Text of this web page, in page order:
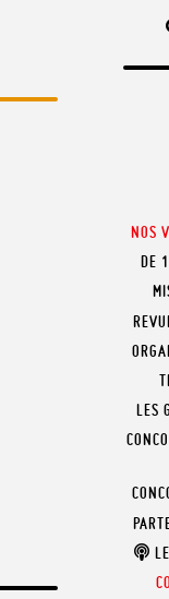
NOS
DE
LES